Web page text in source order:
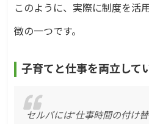
このように、実際に制度を活
徴の一つです。
子育てと仕事を両立して
セルバには“仕事時間の付け